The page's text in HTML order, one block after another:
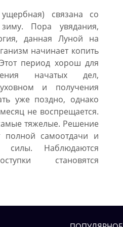
связана со
Пора увядания,
данная Луной на
начинает копить
период хорош для
начатых дел,
и получения
уже поздно, однако
не воспрещается.
тяжелые. Решение
полной самоотдачи и
силы. Наблюдаются
становятся